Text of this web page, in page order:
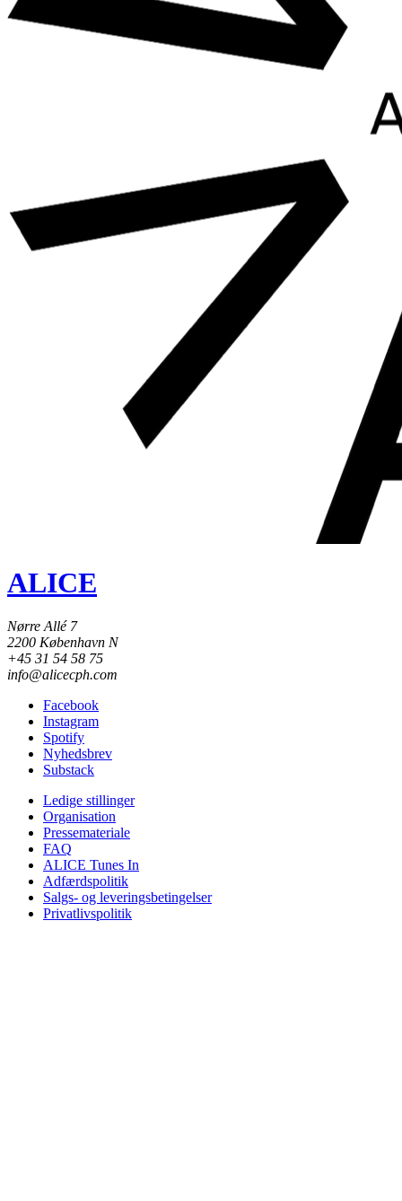
ALICE
Nørre Allé 7
2200 København N
+45 31 54 58 75
info@alicecph.com
Facebook
Instagram
Spotify
Nyhedsbrev
Substack
Ledige stillinger
Organisation
Pressemateriale
FAQ
ALICE Tunes In
Adfærdspolitik
Salgs- og leveringsbetingelser
Privatlivspolitik